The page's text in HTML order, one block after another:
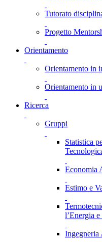
Tutorato
Progetto
Orientamento
Orientamento in
Orientamento in
Ricerca
Gruppi
Statistica
Economia
Estimo e
l’Energia
Ingegneria